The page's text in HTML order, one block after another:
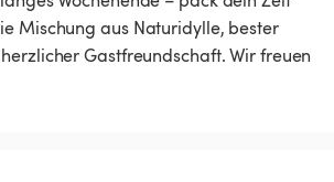
Mischung aus Naturidylle, bester
Gastfreundschaft. Wir freuen